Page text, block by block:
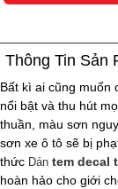
Thông Tin Sản
Bất kì ai cũng muốn
nổi bật và thu hút
thuần, màu sơn
sơn xe ô tô sẽ bị
thức Dán tem decal
hoàn hảo cho giới